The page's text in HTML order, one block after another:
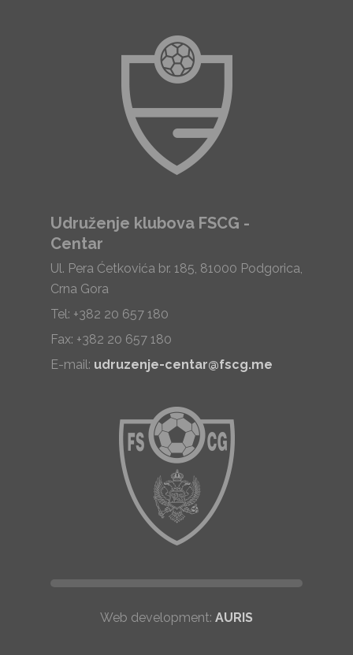
Udruženje klubova FSCG -
Centar
Ul. Pera Ćetkovića br. 185, 81000 Podgorica,
Crna Gora
Tel: +382 20 657 180
Fax: +382 20 657 180
E-mail: udruzenje-centar@fscg.me
Web development: AURIS